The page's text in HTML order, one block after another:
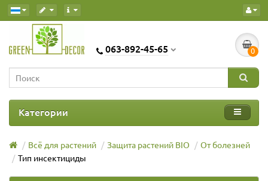
063-892-45-65 0
Категории
Всё для растений Защита растений BIO
От болезней
Тип инсектициды